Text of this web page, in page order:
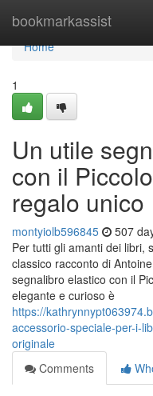
bookmarkassist
Home
Home
1
Un utile
con il
regalo unico
montyiolb596845 507
Per tutti gli amanti dei libri,
classico racconto di
segnalibro elastico con il
elegante e curioso è
https://
accessorio-speciale-per-i-
originale
Comments